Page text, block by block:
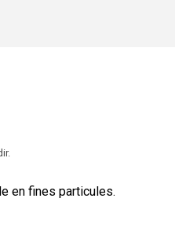
en fines particules.